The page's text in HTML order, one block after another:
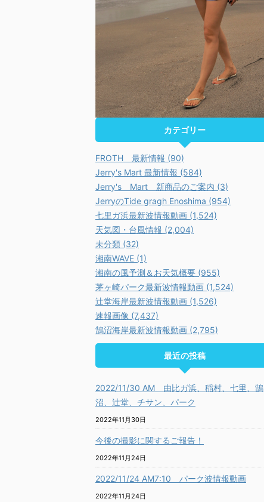
カテゴリー
FROTH 最新情報 (90)
Jerry's Mart 最新情報 (584)
Jerry's Mart 新商品のご案内 (3)
JerryのTide gragh Enoshima (954)
七里ガ浜最新波情報動画 (1,524)
天気図・台風情報 (2,004)
未分類 (32)
湘南WAVE (1)
湘南の風予測＆お天気概要 (955)
茅ヶ崎パーク最新波情報動画 (1,524)
辻堂海岸最新波情報動画 (1,526)
速報画像 (7,437)
鵠沼海岸最新波情報動画 (2,795)
最近の投稿
2022/11/30 AM 由比ガ浜、稲村、七里、鵠
沼、辻堂、チサン、パーク
2022年11月30日
今後の撮影に関するご報告！
2022年11月24日
2022/11/24 AM7:10 パーク波情報動画
2022年11月24日